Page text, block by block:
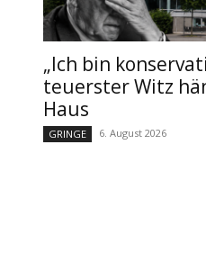
„Ich bin
teuerster Witz
Haus
GRINGE 6. August 2026